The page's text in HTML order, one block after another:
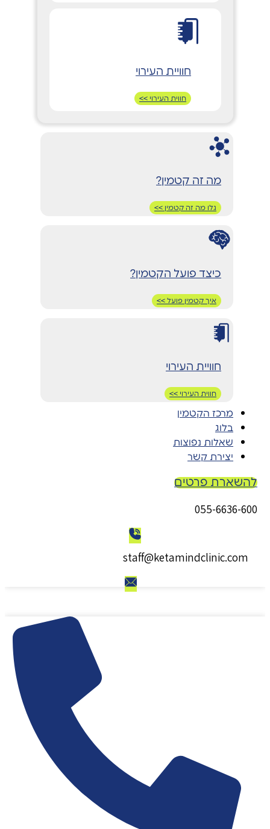
חוויית העירוי
חווית העירוי >>
מה זה קטמין?
גלו מה זה קטמין >>
כיצד פועל הקטמין?
איך קטמין פועל >>
חוויית העירוי
חווית העירוי >>
מרכז הקטמין
בלוג
שאלות נפוצות
יצירת קשר
להשארת פרטים
055-6636-600
staff@ketamindclinic.com